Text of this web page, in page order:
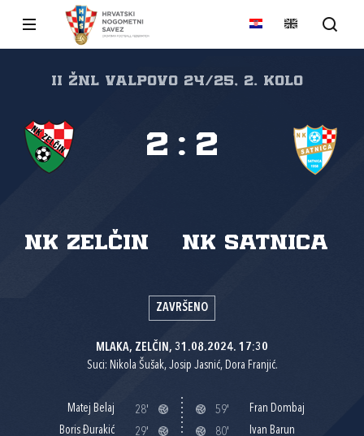
II ŽNL VALPOVO 24/25, 2. kolo
NK Zelčin NK Satnica
2 : 2
ZAVRŠENO
MLAKA, ZELČIN, 31.08.2024. 17:30
Suci: Nikola Šušak, Josip Jasnić, Dora Franjić.
Matej Belaj
28'
Boris Đurakić
29'
59'
Fran Dombaj
80'
Ivan Barun